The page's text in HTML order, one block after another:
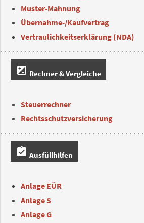
Muster-Mahnung
Übernahme-/Kaufvertrag
Vertraulichkeitserklärung (NDA)
iso Rechner & Vergleiche
Steuerrechner
Rechtsschutzversicherung
assignment_turned_in Ausfüllhilfen
Anlage EÜR
Anlage S
Anlage G